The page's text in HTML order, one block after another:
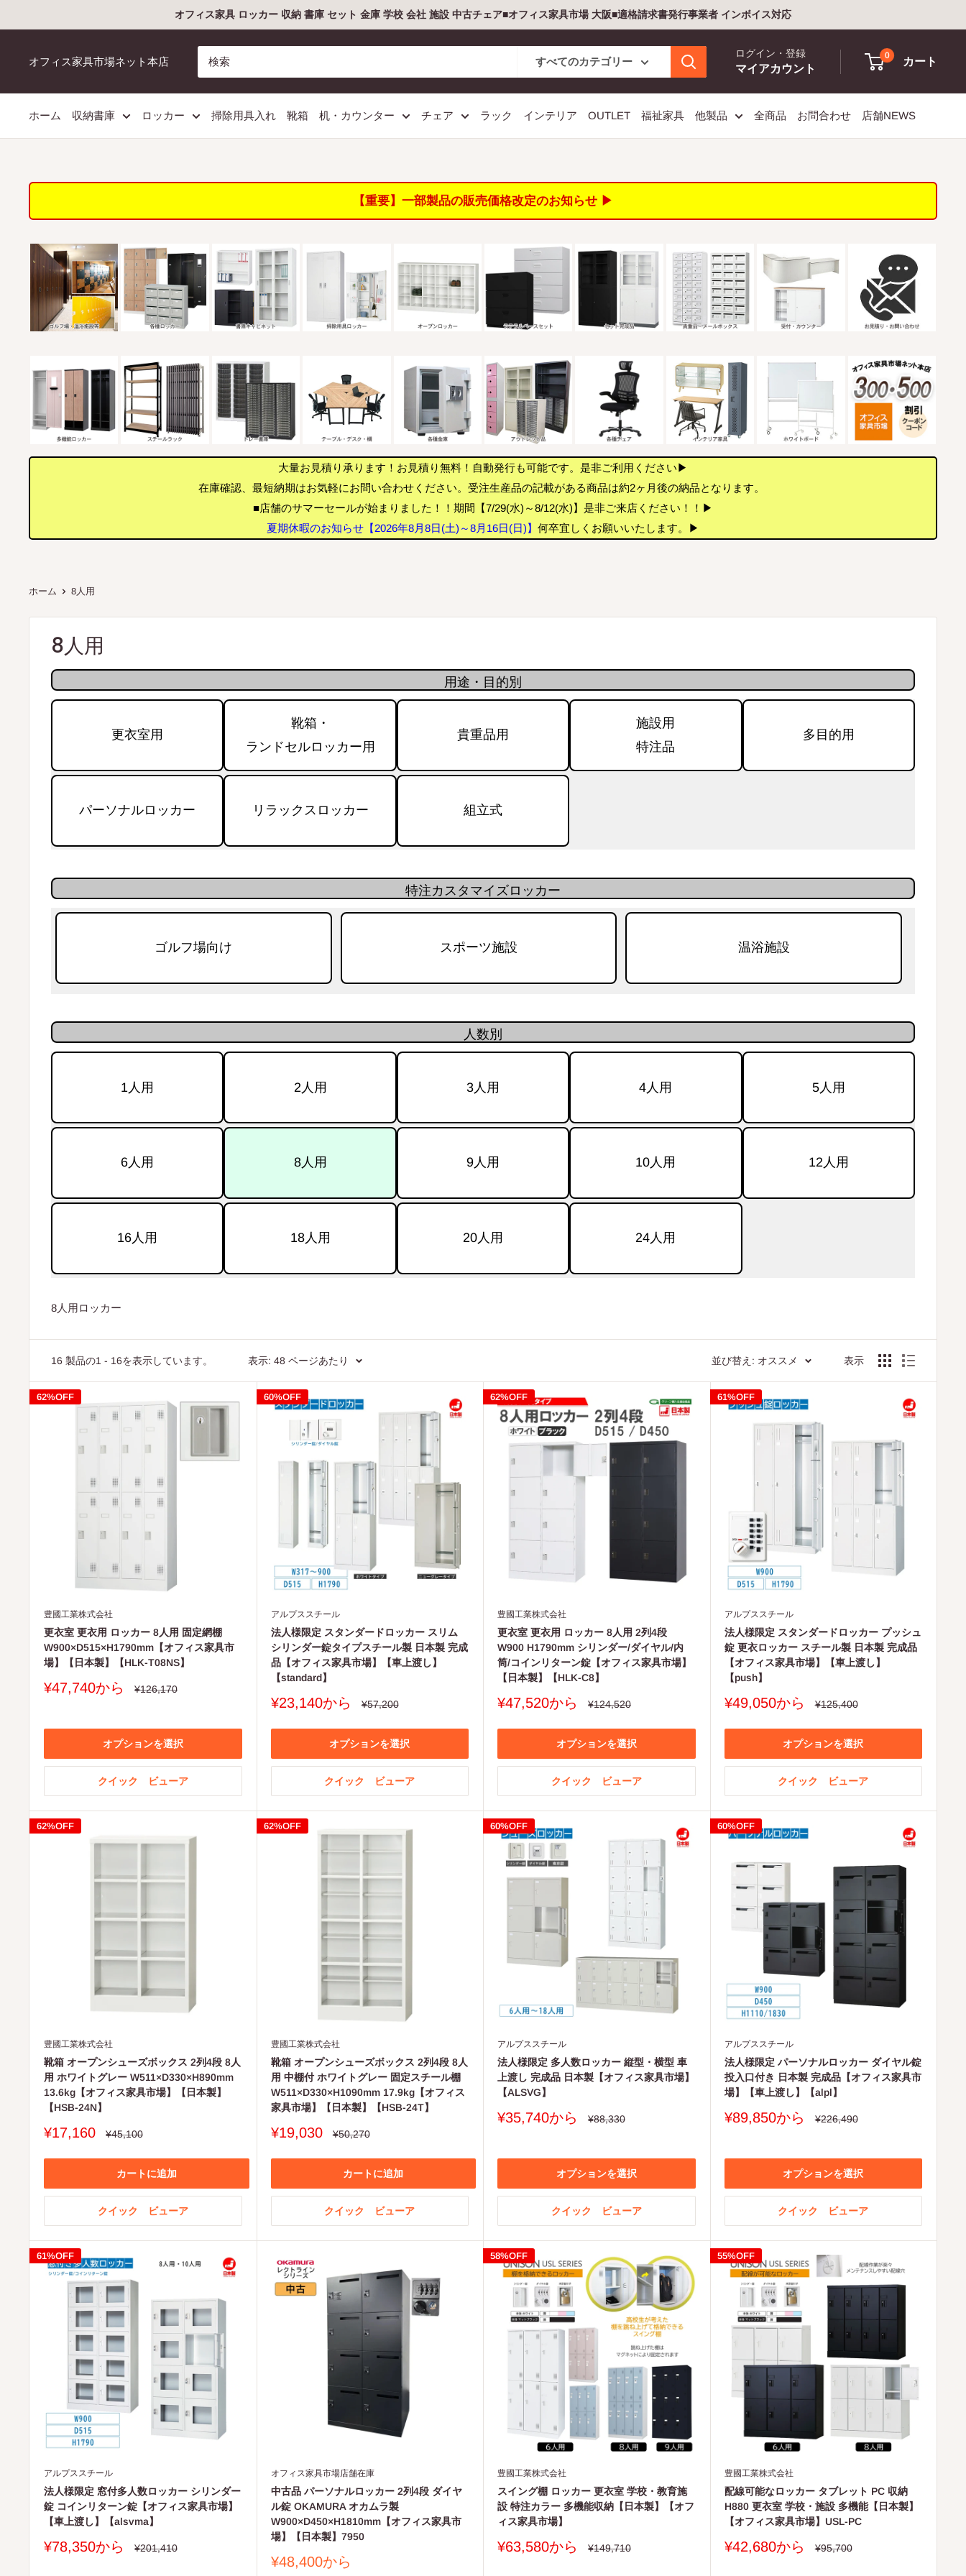
ン
オフィス家具 ロッカー 収納 書庫 セット 金庫 学校 会社 施設 中古チェア■オフィス家具市場 大阪■適格請求書発行事業者 インボイス対応
オフィス家具市場ネット本店 すべてのカテゴリー
ログイン・登録
マイアカウント
0
カート
ホーム 収納書庫 ロッカー 掃除用具入れ 靴箱 机・カウンター チェア ラック インテリア OUTLET 福祉家具 他製品 全商品 お問合わせ 店舗NEWS
【重要】一部製品の販売価格改定のお知らせ ▶
大量お見積り承ります！お見積り無料！自動発行も可能です。是非ご利用ください▶
在庫確認、最短納期はお気軽にお問い合わせください。受注生産品の記載がある商品は約2ヶ月後の納品となります。
■店舗のサマーセールが始まりました！！期間【7/29(水)～8/12(水)】是非ご来店ください！！▶
夏期休暇のお知らせ【2026年8月8日(土)～8月16日(日)】 何卒宜しくお願いいたします。▶
ホーム 8人用
8人用
用途・目的別
更衣室用
靴箱・
ランドセルロッカー用
貴重品用
施設用
特注品
多目的用
パーソナルロッカー リラックスロッカー 組立式
特注カスタマイズロッカー
ゴルフ場向け スポーツ施設 温浴施設
人数別
1人用 2人用 3人用 4人用 5人用
6人用 8人用 9人用 10人用 12人用
16人用 18人用 20人用 24人用
8人用ロッカー
16 製品の1 - 16を表示しています。 表示: 48 ページあたり 並び替え: オススメ 表示
62%OFF
豊國工業株式会社
更衣室 更衣用 ロッカー 8人用 固定網棚
W900×D515×H1790mm【オフィス家具市
場】【日本製】【HLK-T08NS】
販
格
¥47,740から
通
¥126,170
オプションを選択
クイック ビューア
60%OFF
アルプススチール
法人様限定 スタンダードロッカー スリム
シリンダー錠タイプスチール製 日本製 完成
品【オフィス家具市場】【車上渡し】
【standard】
販
価
¥23,140から
通
¥57,200
オプションを選択
クイック ビューア
62%OFF
豊國工業株式会社
更衣室 更衣用 ロッカー 8人用 2列4段
W900 H1790mm シリンダー/ダイヤル/内
筒/コインリターン錠【オフィス家具市場】
【日本製】【HLK-C8】
販
価
¥47,520から
通
¥124,520
オプションを選択
クイック ビューア
61%OFF
アルプススチール
法人様限定 スタンダードロッカー プッシュ
錠 更衣ロッカー スチール製 日本製 完成品
【オフィス家具市場】【車上渡し】
【push】
販
価
¥49,050から
通
¥125,400
オプションを選択
クイック ビューア
62%OFF
豊國工業株式会社
靴箱 オープンシューズボックス 2列4段 8人
用 ホワイトグレー W511×D330×H890mm
13.6kg【オフィス家具市場】【日本製】
【HSB-24N】
販
価
¥17,160
通
¥45,100
カートに追加
クイック ビューア
62%OFF
豊國工業株式会社
靴箱 オープンシューズボックス 2列4段 8人
用 中棚付 ホワイトグレー 固定スチール棚
W511×D330×H1090mm 17.9kg【オフィス
家具市場】【日本製】【HSB-24T】
販
価
¥19,030
通
¥50,270
カートに追加
クイック ビューア
60%OFF
アルプススチール
法人様限定 多人数ロッカー 縦型・横型 車
上渡し 完成品 日本製【オフィス家具市場】
【ALSVG】
販
格
¥35,740から
通
¥88,330
オプションを選択
クイック ビューア
60%OFF
アルプススチール
法人様限定 パーソナルロッカー ダイヤル錠
投入口付き 日本製 完成品【オフィス家具市
場】【車上渡し】【alpl】
販
格
¥89,850から
通
¥226,490
オプションを選択
クイック ビューア
61%OFF
アルプススチール
法人様限定 窓付多人数ロッカー シリンダー
錠 コインリターン錠【オフィス家具市場】
【車上渡し】【alsvma】
販
¥78,350から
通
¥201,410
オフィス家具市場店舗在庫
中古品 パーソナルロッカー 2列4段 ダイヤ
ル錠 OKAMURA オカムラ製
W900×D450×H1810mm【オフィス家具市
場】【日本製】7950
販
¥48,400から
58%OFF
豊國工業株式会社
スイング棚 ロッカー 更衣室 学校・教育施
設 特注カラー 多機能収納【日本製】【オフ
ィス家具市場】
販
¥63,580から
通
¥149,710
55%OFF
豊國工業株式会社
配線可能なロッカー タブレット PC 収納
H880 更衣室 学校・施設 多機能【日本製】
【オフィス家具市場】USL-PC
販
¥42,680から
通
¥95,700